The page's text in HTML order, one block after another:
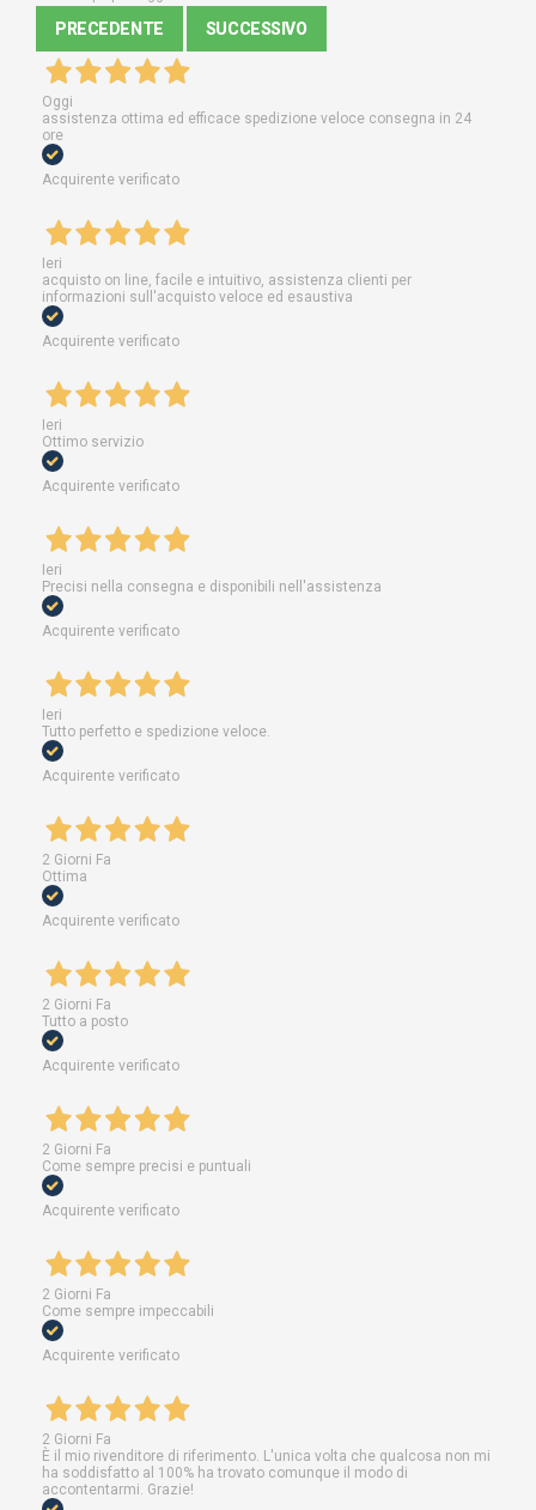
PRECEDENTE SUCCESSIVO
Oggi
assistenza ottima ed efficace spedizione veloce consegna in 24
ore
Acquirente verificato
Ieri
acquisto on line, facile e intuitivo, assistenza clienti per
informazioni sull'acquisto veloce ed esaustiva
Acquirente verificato
Ieri
Ottimo servizio
Acquirente verificato
Ieri
Precisi nella consegna e disponibili nell'assistenza
Acquirente verificato
Ieri
Tutto perfetto e spedizione veloce.
Acquirente verificato
2 Giorni Fa
Ottima
Acquirente verificato
2 Giorni Fa
Tutto a posto
Acquirente verificato
2 Giorni Fa
Come sempre precisi e puntuali
Acquirente verificato
2 Giorni Fa
Come sempre impeccabili
Acquirente verificato
2 Giorni Fa
È il mio rivenditore di riferimento. L'unica volta che qualcosa non mi
ha soddisfatto al 100% ha trovato comunque il modo di
accontentarmi. Grazie!